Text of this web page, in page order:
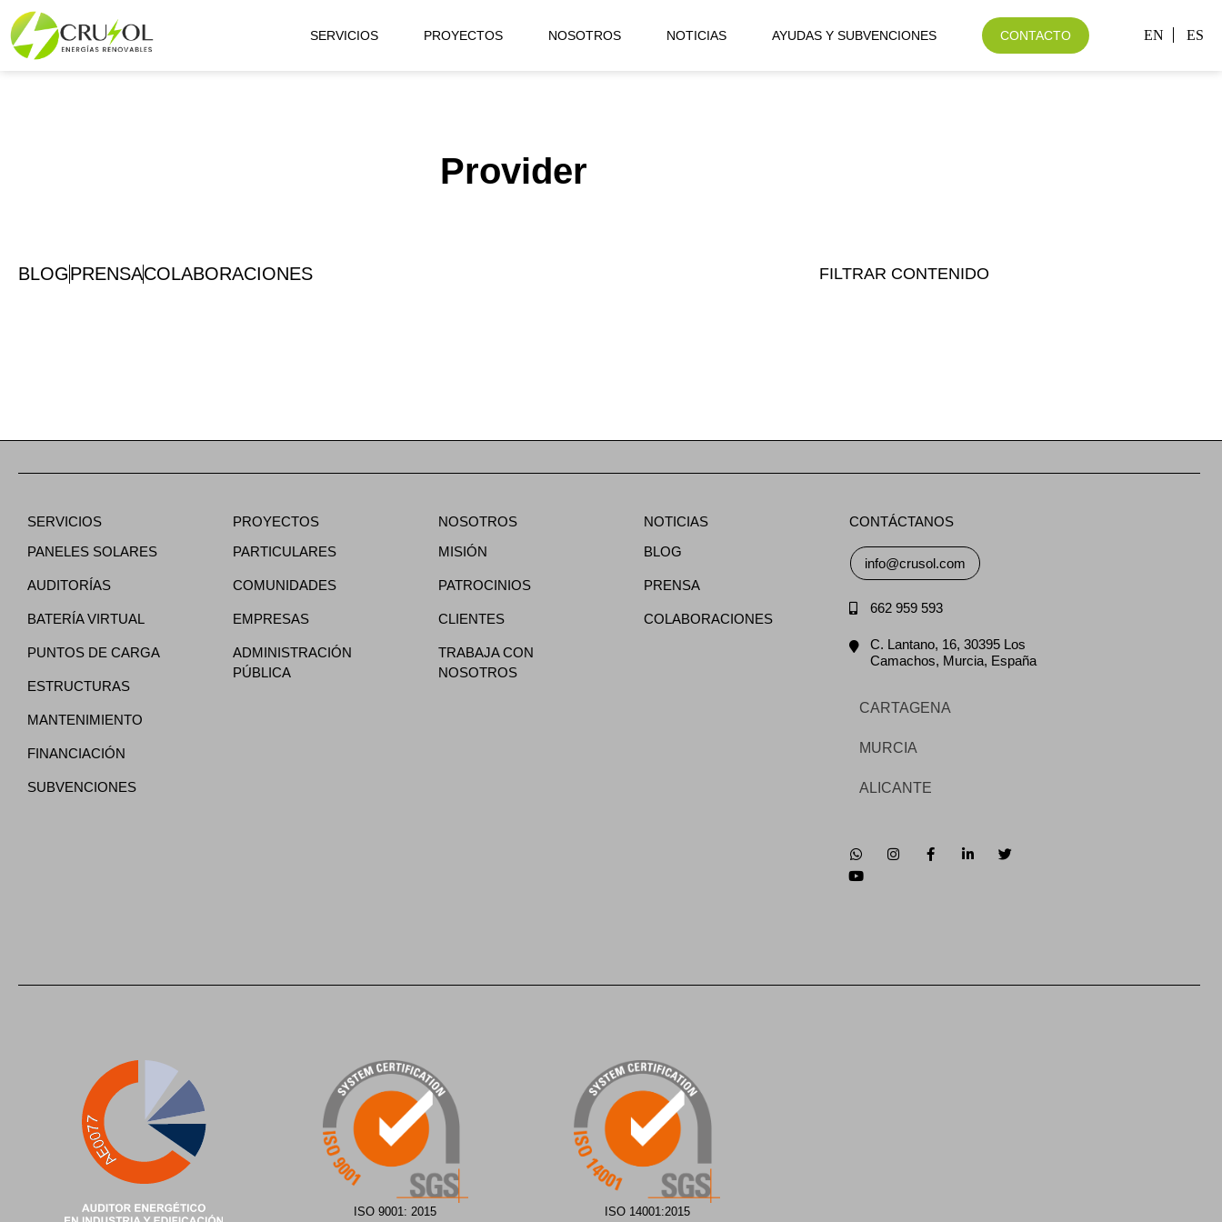
SERVICIOS PROYECTOS NOSOTROS NOTICIAS AYUDAS Y SUBVENCIONES CONTACTO EN ES
Provider
BLOGPRENSACOLABORACIONES FILTRAR CONTENIDO
SERVICIOS
PANELES SOLARES
AUDITORÍAS
BATERÍA VIRTUAL
PUNTOS DE CARGA
ESTRUCTURAS
MANTENIMIENTO
FINANCIACIÓN
SUBVENCIONES
PROYECTOS
PARTICULARES
COMUNIDADES
EMPRESAS
ADMINISTRACIÓN
PÚBLICA
NOSOTROS
MISIÓN
PATROCINIOS
CLIENTES
TRABAJA CON
NOSOTROS
NOTICIAS
BLOG
PRENSA
COLABORACIONES
CONTÁCTANOS
info@crusol.com
662 959 593
C. Lantano, 16, 30395 Los
Camachos, Murcia, España
CARTAGENA
MURCIA
ALICANTE
ISO 9001: 2015 ISO 14001:2015